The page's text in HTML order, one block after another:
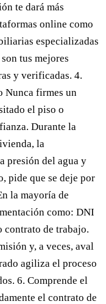
te dará más
online como
especializadas
tus mejores
y verificadas. 4.
Nunca firmes un
el piso o
Durante la
la
presión del agua y
pide que se deje por
la mayoría de
como: DNI
contrato de trabajo.
y, a veces, aval
agiliza el proceso
6. Comprende el
el contrato de